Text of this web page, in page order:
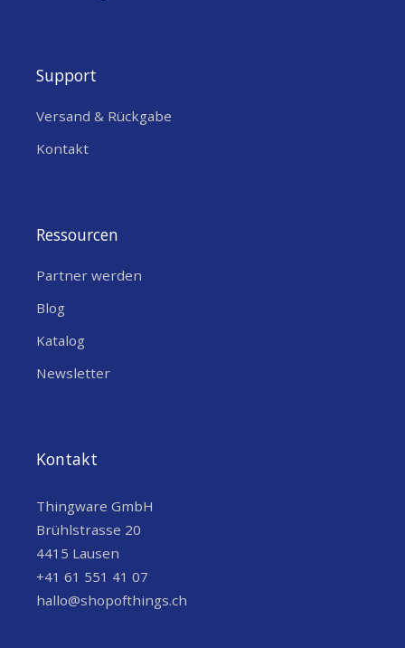
Support
Versand & Rückgabe
Kontakt
Ressourcen
Partner werden
Blog
Katalog
Newsletter
Kontakt
Thingware GmbH
Brühlstrasse 20
4415 Lausen
+41 61 551 41 07
hallo@shopofthings.ch